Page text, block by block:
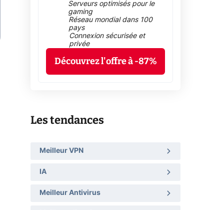
Serveurs optimisés pour le
gaming
Réseau mondial dans 100
pays
Connexion sécurisée et
privée
Découvrez l'offre à -87%
Les tendances
Meilleur VPN
IA
Meilleur Antivirus